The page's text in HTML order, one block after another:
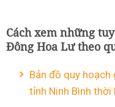
Cách xem những
Đông Hoa Lư theo
Bản đồ quy
tỉnh Ninh Bình